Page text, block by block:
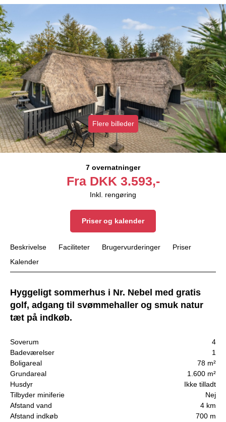
Flere billeder
7 overnatninger
Fra DKK 3.593,-
Inkl. rengøring
Priser og kalender
Beskrivelse Faciliteter Brugervurderinger
Priser
Kalender
Hyggeligt sommerhus i Nr. Nebel med gratis
golf, adgang til svømmehaller og smuk natur
tæt på indkøb.
Soverum
4
Badeværelser
1
Boligareal
78 m²
Grundareal
1.600 m²
Husdyr
Ikke tilladt
Tilbyder miniferie
Nej
Afstand vand
4 km
Afstand indkøb
700 m